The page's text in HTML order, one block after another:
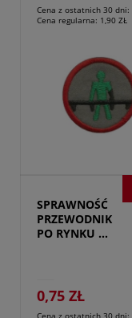
Cena z ostatnich 30 dni:
Cena regularna: 1,90 ZŁ
SPRAWNOŚĆ
PRZEWODNIK
PO RYNKU
0,75 ZŁ
Cena z ostatnich 30 dni: